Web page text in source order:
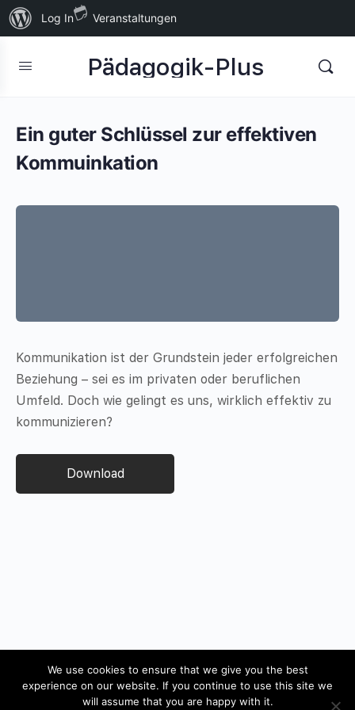
Über
WordPress
Log In Veranstaltungen
Pädagogik-Plus
Ein guter Schlüssel zur effektiven
Kommuinkation
Kommunikation ist der Grundstein jeder erfolgreichen
Beziehung – sei es im privaten oder beruflichen
Umfeld. Doch wie gelingt es uns, wirklich effektiv zu
kommunizieren?
Download
We use cookies to ensure that we give you the best
experience on our website. If you continue to use this site we
will assume that you are happy with it.